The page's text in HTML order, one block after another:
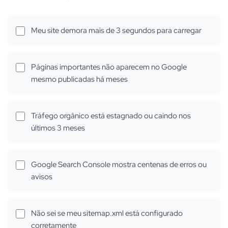
Meu site demora mais de 3 segundos para carregar
Páginas importantes não aparecem no Google
mesmo publicadas há meses
Tráfego orgânico está estagnado ou caindo nos
últimos 3 meses
Google Search Console mostra centenas de erros ou
avisos
Não sei se meu sitemap.xml está configurado
corretamente